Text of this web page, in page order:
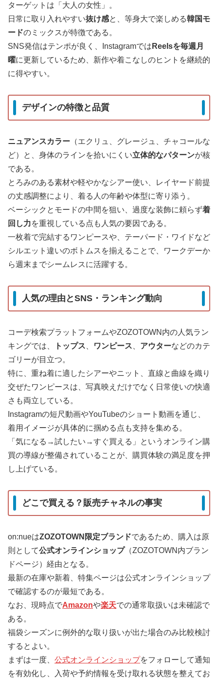
ターゲットは「大人の女性」。
日常に取り入れやすい抜け感と、等身大で楽しめる韓国モ
ードのミックスが特徴である。
SNS発信はテンポが良く、Instagramでは Reelsを毎週月
曜に更新しているため、新作や着こなしのヒントを継続的
に得やすい。
デザインの特徴と品質
ニュアンスカラー （エクリュ、グレージュ、チャコールな
ど）と、身体のラインを拾いにくい立体的なパターンが核
である。
とろみのある素材や軽やかなシアー使い、レイヤード前提
の丈感調整により、着る人の年齢や体型に寄り添う。
ベーシックとモードの中間を狙い、過度な装飾に頼らず着
回し力を重視している点も人気の要因である。
一枚着で完結するワンピースや、テーパード・ワイドなど
シルエット違いのボトムスを揃えることで、ワークデーか
ら週末までシームレスに活躍する。
人気の理由とSNS・ランキング動向
コーデ検索プラットフォームやZOZOTOWN内の人気ラン
キングでは、
トップス ワンピース アウターなどのカテ
ゴリーが目立つ。
特に、重ね着に適したシアーやニット、直線と曲線を織り
交ぜたワンピースは、写真映えだけでなく日常使いの快適
さも両立している。
Instagramの短尺動画やYouTubeのショート動画を通じ、
着用イメージが具体的に掴める点も支持を集める。
「気になる→試したい→すぐ買える」というオンライン購
買の導線が整備されていることが、購買体験の満足度を押
し上げている。
どこで買える？販売チャネルの事実
on:nueはZOZOTOWN限定ブランドであるため、購入は原
則として公式オンラインショップ（ZOZOTOWN内ブラン
ドページ）経由となる。
最新の在庫や新着、特集ページは公式オンラインショップ
で確認するのが最短である。
なお、現時点でAmazonや楽天での通常取扱いは未確認で
ある。
福袋シーズンに例外的な取り扱いが出た場合のみ比較検討
するとよい。
まずは一度、 公式オンラインショップをフォローして通知
を有効化し、入荷や予約情報を受け取れる状態を整えてお